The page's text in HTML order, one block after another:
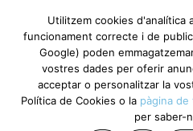
Utilitzem cookies d'analítica
funcionament correcte i de
Google) poden
vostres dades per oferir
acceptar o personalitzar la
Política de Cookies o la pàgina de
per saber-